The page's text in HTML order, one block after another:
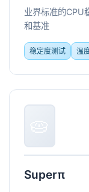
业界标准的CPU
和基准
稳定度测试 温
🥧
Superπ